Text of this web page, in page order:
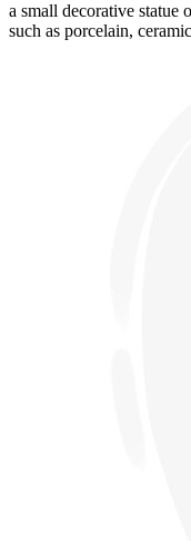
a small decorative statue
such as porcelain,